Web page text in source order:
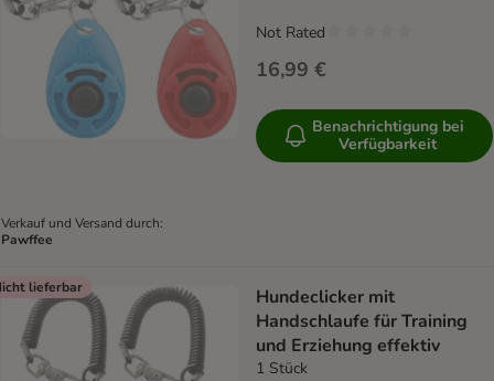
Verkauf und Versand durch:
Pawffee
16,99 €
Not Rated
Benachrichtigung bei
Verfügbarkeit
lieferbar
Hundeclicker mit
Handschlaufe für Training
und Erziehung effektiv
1 Stück